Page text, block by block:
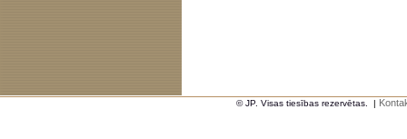
© JP. Visas tiesības rezervētas. |